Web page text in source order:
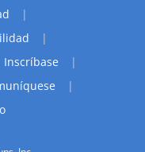
Inscríbase